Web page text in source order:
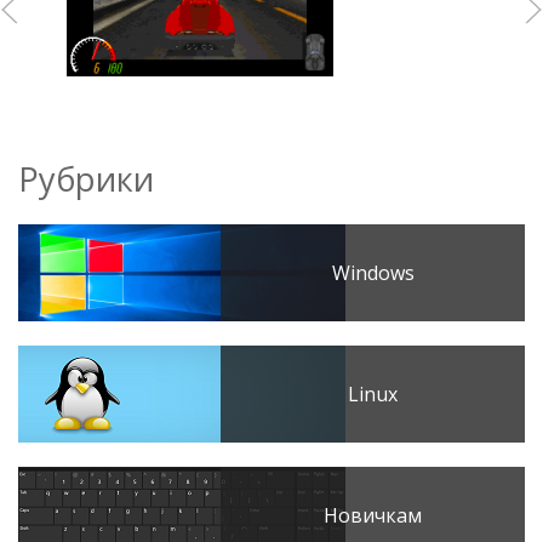
Рубрики
Windows
Linux
Новичкам